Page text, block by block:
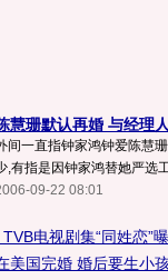
慧珊默认再婚 与经理
间一直指钟家鸿钟爱陈慧
,有指是因钟家鸿替她严选
09-22 08:01
电视剧集“同姓恋”
美国完婚 婚后要生小